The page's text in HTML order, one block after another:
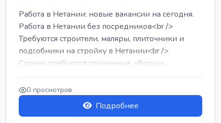
Работа в Нетании: новые вакансии на сегодня.
Работа в Нетании без посредников<br />
Требуются строители, маляры, плиточники и
подсобники на стройку в Нетании<br />
Срочно требуются горничные, уборщи...
0 просмотров
Подробнее